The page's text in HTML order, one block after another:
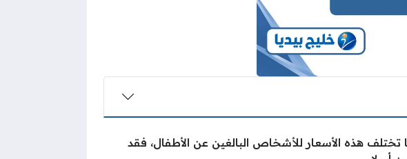
هذه الأسعار للأشخاص البالغين عن الأطفال، فقد